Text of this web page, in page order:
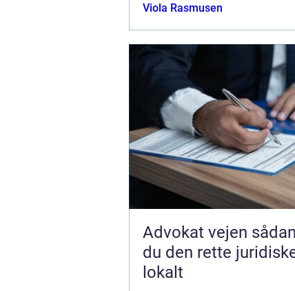
Viola Rasmusen
Advokat vejen sådan vælger
du den rette
lokalt